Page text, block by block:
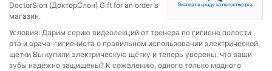
DoctorSlon (ДокторСлон) Gift for an order в
магазин.
Условия: Дарим серию видеолекций от тренера по гигиене полости
рта и врача-гигиениста о правильном использовании электрической
щётки Вы купили электрическую щётку и теперь уверены, что ваши
зубы надёжно защищены? К сожалению, одного только модного